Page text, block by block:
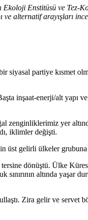
Ekoloji Enstitüsü ve Tez-
ve alternatif arayışları
partiye kısmet
inşaat-enerji/alt yapı
yer
iklimler değişti.
üst gelirli ülkeler
dönüştü. Ülke
altında yaşar
Zira gelir ve servet